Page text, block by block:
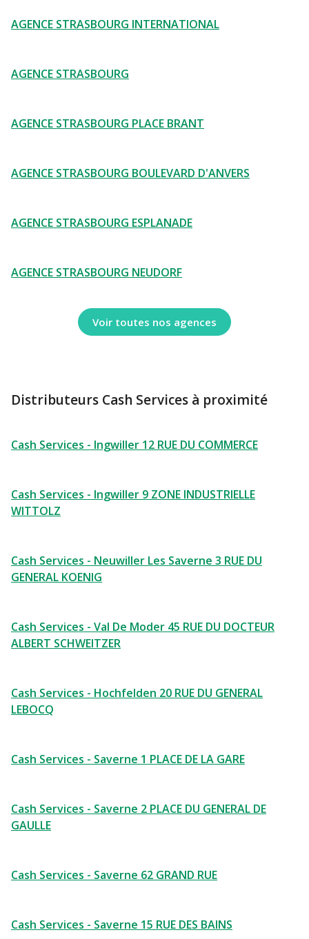
AGENCE STRASBOURG INTERNATIONAL
AGENCE STRASBOURG
AGENCE STRASBOURG PLACE BRANT
AGENCE STRASBOURG BOULEVARD D'ANVERS
AGENCE STRASBOURG ESPLANADE
AGENCE STRASBOURG NEUDORF
Voir toutes nos agences
Distributeurs Cash Services à proximité
Cash Services - Ingwiller 12 RUE DU COMMERCE
Cash Services - Ingwiller 9 ZONE INDUSTRIELLE
WITTOLZ
Cash Services - Neuwiller Les Saverne 3 RUE DU
GENERAL KOENIG
Cash Services - Val De Moder 45 RUE DU DOCTEUR
ALBERT SCHWEITZER
Cash Services - Hochfelden 20 RUE DU GENERAL
LEBOCQ
Cash Services - Saverne 1 PLACE DE LA GARE
Cash Services - Saverne 2 PLACE DU GENERAL DE
GAULLE
Cash Services - Saverne 62 GRAND RUE
Cash Services - Saverne 15 RUE DES BAINS